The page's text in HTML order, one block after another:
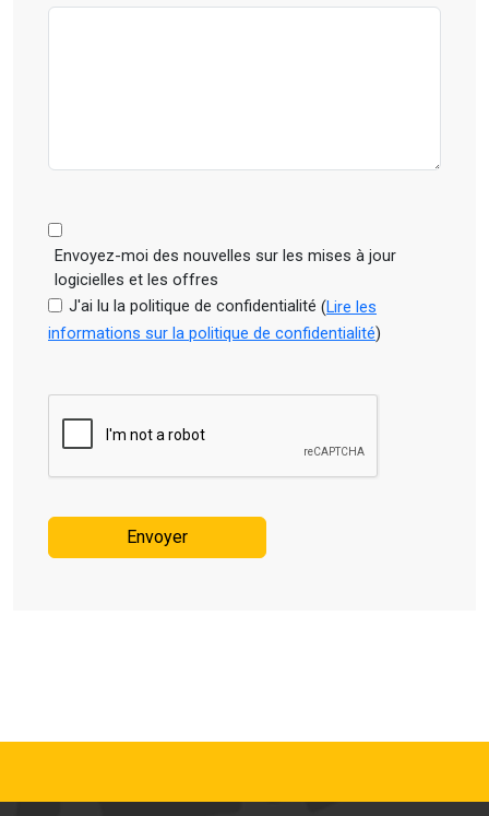
Envoyez-moi des nouvelles sur les mises à jour
logicielles et les offres
J'ai lu la politique de confidentialité (Lire les
informations sur la politique de confidentialité)
Envoyer